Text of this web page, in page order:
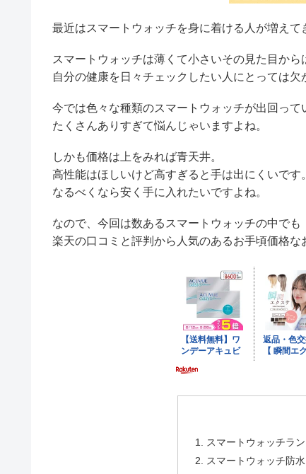
最近はスマートウォッチを身に着ける人が増えて
スマートウォッチは薄くて小さいその見た目から
自分の健康を日々チェックしたい人にとっては欠
今では色々な種類のスマートウォッチが出回っ
たくさんありすぎて悩んじゃいますよね。
しかも価格は上をみれば青天井。
高性能はほしいけど高すぎると手は出にくいです。
なるべくなら安く手に入れたいですよね。
なので、今回は数あるスマートウォッチの中でも
楽天の口コミと評判から人気のあるお手頃価格な
スマートウォッチラ
スマートウォッチ防